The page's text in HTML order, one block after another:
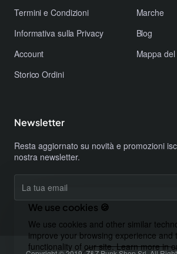
We use cookies 🍪
We use cookies and other similar
improve your browsing experience and
functionality of our site. Learn more in
​Termini e Condizioni
​Informativa sulla Privacy
Account
Storico Ordini
Marche
Blog
Mappa del
Newsletter
Resta aggiornato su novità e promozioni
nostra newsletter.
tua
email